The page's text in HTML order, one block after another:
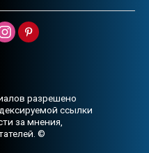
разрешено
ссылки
за мнения,
©